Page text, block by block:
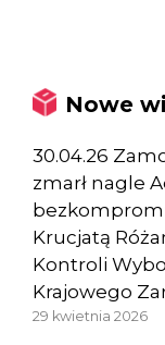
Nowe
30.04.26
zmarł nagle
Krucjatą
Kontroli
Krajowego
29 kwietnia 2026